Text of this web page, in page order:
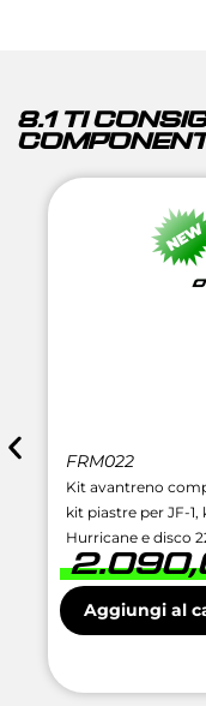
8.1 TI
FRM022
Kit avantreno
kit piastre per JF-1,
Hurricane e disco
Aggiungi al